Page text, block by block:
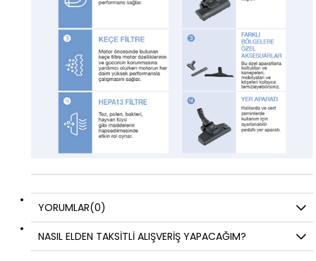
YORUMLAR(0)
NASIL ELDEN TAKSİTLİ ALIŞVERİŞ YAPACAĞIM?